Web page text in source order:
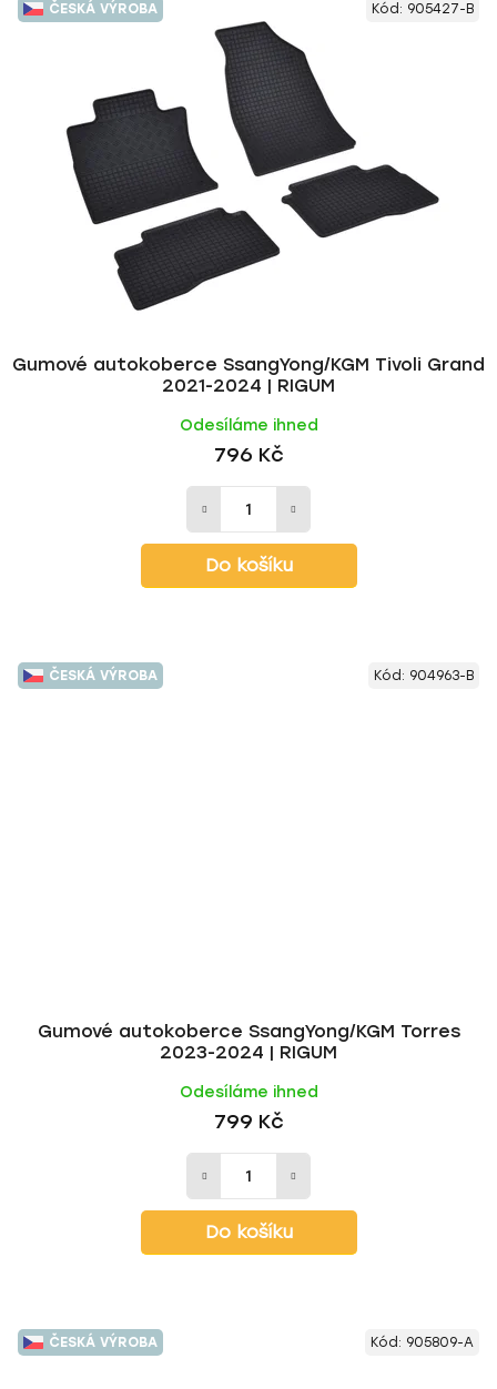
ČESKÁ VÝROBA
Gumové autokoberce SsangYong/KGM Tivoli Grand
2021-2024 | RIGUM
Odesíláme ihned
796 Kč
Do košíku
Kód: 905427-B
ČESKÁ VÝROBA
Gumové autokoberce SsangYong/KGM Torres
2023-2024 | RIGUM
Odesíláme ihned
799 Kč
Do košíku
Kód: 904963-B
ČESKÁ VÝROBA Kód: 905809-A